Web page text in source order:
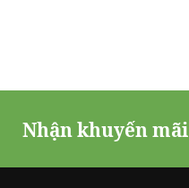
Nhận khuyến mãi